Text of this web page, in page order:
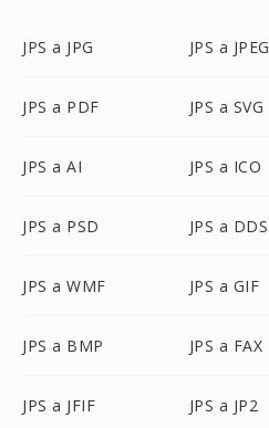
JPS a JPG JPS a JPEG
JPS a PDF JPS a SVG
JPS a AI JPS a ICO
JPS a PSD JPS a DDS
JPS a WMF JPS a GIF
JPS a BMP JPS a FAX
JPS a JFIF JPS a JP2